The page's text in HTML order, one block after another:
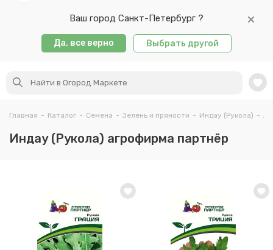
Ваш город Санкт-Петербург ?
Да, все верно Выбрать другой
Главная - Каталог - Семена - Зелень и пряности - Индау (Рукола) -
Индау (Рукола) агрофирма партнёр